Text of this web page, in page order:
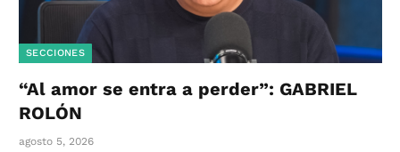
SECCIONES
“Al amor se entra a perder”: GABRIEL
ROLÓN
agosto 5, 2026